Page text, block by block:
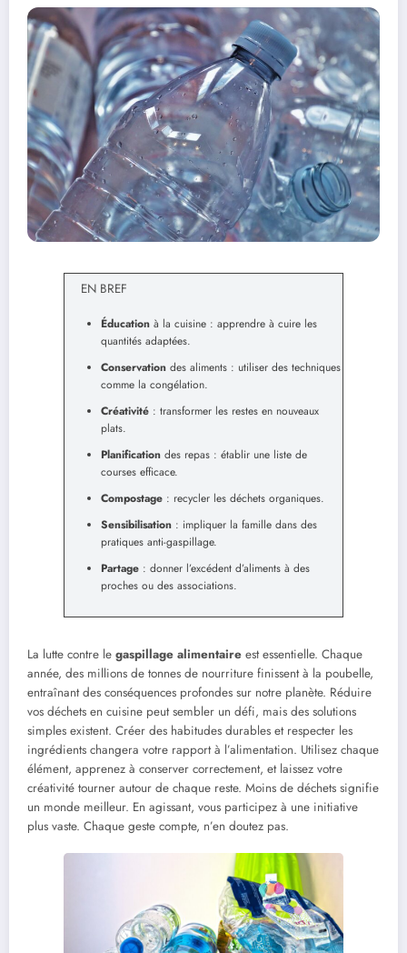
EN BREF
Éducation à la cuisine : apprendre à cuire les
quantités adaptées.
Conservation des aliments : utiliser des techniques
comme la congélation.
Créativité : transformer les restes en nouveaux
plats.
Planification des repas : établir une liste de
courses efficace.
Compostage : recycler les déchets organiques.
Sensibilisation : impliquer la famille dans des
pratiques anti-gaspillage.
Partage : donner l’excédent d’aliments à des
proches ou des associations.
La lutte contre le gaspillage alimentaire est essentielle. Chaque
année, des millions de tonnes de nourriture finissent à la poubelle,
entraînant des conséquences profondes sur notre planète. Réduire
vos déchets en cuisine peut sembler un défi, mais des solutions
simples existent. Créer des habitudes durables et respecter les
ingrédients changera votre rapport à l’alimentation. Utilisez chaque
élément, apprenez à conserver correctement, et laissez votre
créativité tourner autour de chaque reste. Moins de déchets signifie
un monde meilleur. En agissant, vous participez à une initiative
plus vaste. Chaque geste compte, n’en doutez pas.